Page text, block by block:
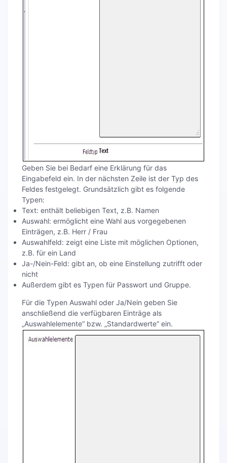
Geben Sie bei Bedarf eine Erklärung für das
Eingabefeld ein. In der nächsten Zeile ist der Typ des
Feldes festgelegt. Grundsätzlich gibt es folgende
Typen:
Text: enthält beliebigen Text, z.B. Namen
Auswahl: ermöglicht eine Wahl aus vorgegebenen
Einträgen, z.B. Herr / Frau
Auswahlfeld: zeigt eine Liste mit möglichen Optionen,
z.B. für ein Land
Ja-/Nein-Feld: gibt an, ob eine Einstellung zutrifft oder
nicht
Außerdem gibt es Typen für Passwort und Gruppe.
Für die Typen Auswahl oder Ja/Nein geben Sie
anschließend die verfügbaren Einträge als
„Auswahlelemente“ bzw. „Standardwerte“ ein.